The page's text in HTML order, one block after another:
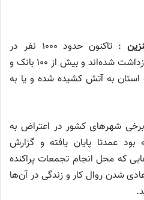
: تاکنون حدود ۱۰۰۰ نفر در
ناآرامی‌های اخیر در کل کشور بازداشت شده‌اند و بیش از ۱۰۰ بانک و
استان به آتش کشیده شده و یا به
شهر‌های کشور در اعتراض به
عمدتا پایان یافته و گزارش
که محل انجام تجمعات پراکنده
شدن روال کار و زندگی در آن‌ها